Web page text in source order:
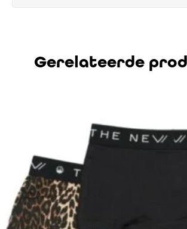
Gerelateerde